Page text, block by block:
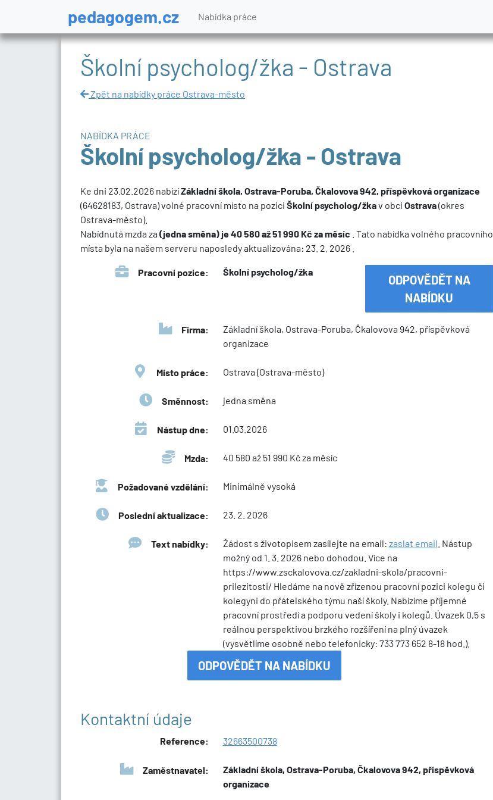
pedagogem.cz Nabídka práce
Školní psycholog/žka - Ostrava
Zpět na nabídky práce Ostrava-město
NABÍDKA PRÁCE
Školní psycholog/žka - Ostrava
Ke dni 23.02.2026 nabízíZákladní škola, Ostrava-Poruba, Čkalovova 942, příspěvková organizace
(64628183, Ostrava) volné pracovní místo na pozici Školní psycholog/žkav obci Ostrava(okres
Ostrava-město).
Nabídnutá mzda za (jedna směna) je 40 580 až 51 990 Kč za měsíc . Tato nabídka volného pracovního
místa byla na našem serveru naposledy aktualizována: 23. 2. 2026 .
Pracovní pozice: Školní psycholog/žka
ODPOVĚDĚT NA
NABÍDKU
Firma:
Základní škola, Ostrava-Poruba, Čkalovova 942, příspěvková
organizace
Místo práce: Ostrava (Ostrava-město)
Směnnost: jedna směna
Nástup dne: 01.03.2026
Mzda: 40 580 až 51 990 Kč za měsíc
Požadované vzdělání: Minimálně vysoká
Poslední aktualizace: 23. 2. 2026
Text nabídky: Žádost s životopisem zasílejte na email: zaslat email . Nástup
možný od 1. 3. 2026 nebo dohodou. Více na
https://www.zsckalovova.cz/zakladni-skola/pracovni-
prilezitosti/ Hledáme na nově zřízenou pracovní pozici kolegu či
kolegyni do přátelského týmu naší školy. Nabízíme příjemné
pracovní prostředí a podporu vedení školy i kolegů. Úvazek 0,5 s
reálnou perspektivou brzkého rozšíření na plný úvazek
(vysvětlíme osobně nebo telefonicky: 733 773 652 8-18 hod.).
ODPOVĚDĚT NA NABÍDKU
Kontaktní údaje
Reference: 32663500738
Zaměstnavatel:
Základní škola, Ostrava-Poruba, Čkalovova 942, příspěvková
organizace